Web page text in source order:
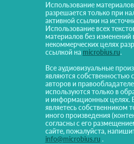
Использование
разрешается только при
активной ссылки на
Использование всех
материалов без изменений
некоммерческих целях
ссылкой на microbius.ru.
Все аудиовизуальные
являются собственностью
авторов и
используются только в
и информационных целях.
являетесь собственником
иного произведения
согласны с его
сайте, пожалуйста,
info@microbius.ru .